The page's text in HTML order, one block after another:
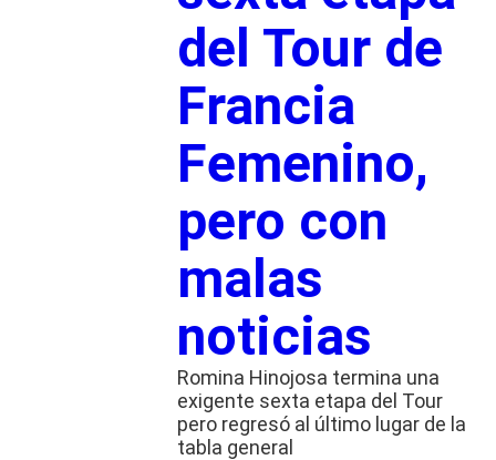
del Tour de
Francia
Femenino,
pero con
malas
noticias
Romina Hinojosa termina una
exigente sexta etapa del Tour
pero regresó al último lugar de la
tabla general